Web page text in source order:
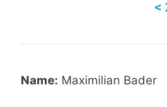
<
Name: Maximilian Bader